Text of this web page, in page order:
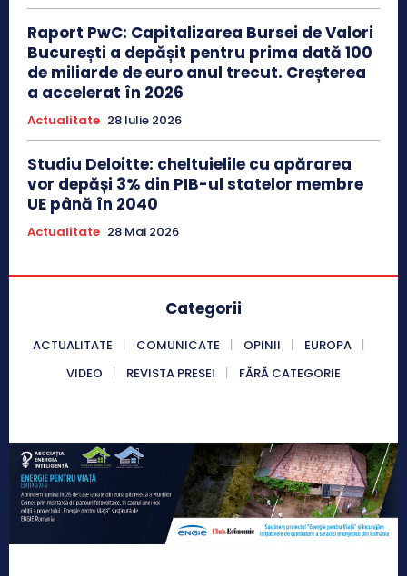
Raport PwC: Capitalizarea Bursei de Valori
București a depășit pentru prima dată 100
de miliarde de euro anul trecut. Creșterea
a accelerat în 2026
Actualitate 28 Iulie 2026
Studiu Deloitte: cheltuielile cu apărarea
vor depăși 3% din PIB-ul statelor membre
UE până în 2040
Actualitate 28 Mai 2026
Categorii
ACTUALITATE COMUNICATE OPINII
EUROPA
VIDEO
REVISTA PRESEI FĂRĂ CATEGORIE